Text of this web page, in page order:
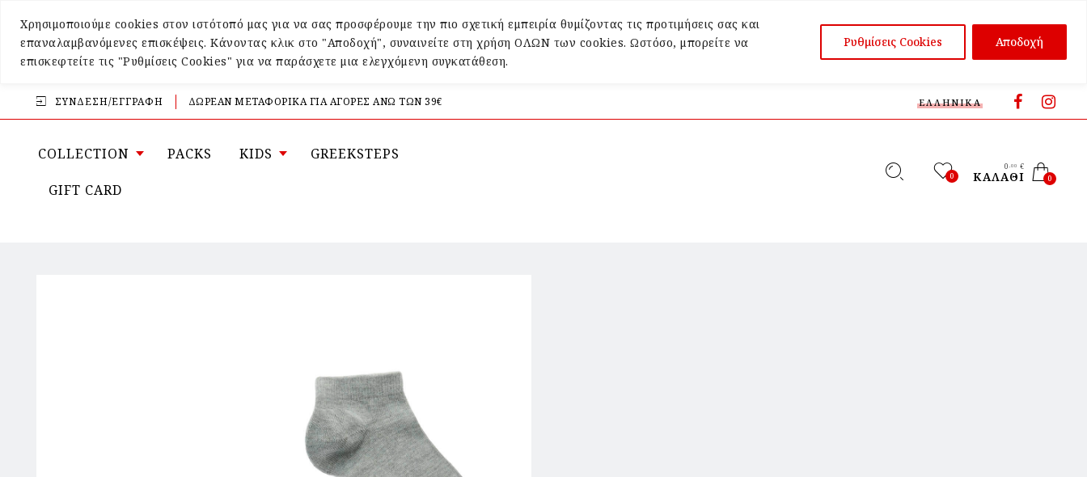
Χρησιμοποιούμε cookies στον ιστότοπό μας για να σας προσφέρουμε την πιο σχετική εμπειρία θυμίζοντας τις προτιμήσεις σας και
επαναλαμβανόμενες επισκέψεις. Κάνοντας κλικ στο "Αποδοχή", συναινείτε στη χρήση ΟΛΩΝ των cookies. Ωστόσο, μπορείτε να
επισκεφτείτε τις "Ρυθμίσεις Cookies" για να παράσχετε μια ελεγχόμενη συγκατάθεση.
Ρυθμίσεις Cookies Αποδοχή
ΣΎΝΔΕΣΗ/ΕΓΓΡΑΦΉ ΔΩΡΕΑΝ ΜΕΤΑΦΟΡΙΚΑ ΓΙΑ ΑΓΟΡΕΣ ΑΝΩ ΤΩΝ 39€ ΕΛΛΗΝΙΚΆ
COLLECTION PACKS KIDS GREEKSTEPS
GIFT CARD
0
0 ,00 €
ΚΑΛΆΘΙ 0